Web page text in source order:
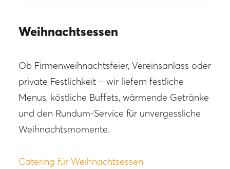
Weihnachtsessen
Ob Firmenweihnachtsfeier, Vereinsanlass oder
private Festlichkeit – wir liefern festliche
Menus, köstliche Buffets, wärmende Getränke
und den Rundum-Service für unvergessliche
Weihnachtsmomente.
Catering für Weihnachtsessen